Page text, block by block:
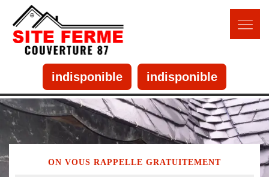
indisponible indisponible
ON VOUS RAPPELLE GRATUITEMENT